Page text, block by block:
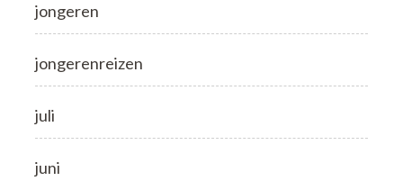
jongeren
jongerenreizen
juli
juni